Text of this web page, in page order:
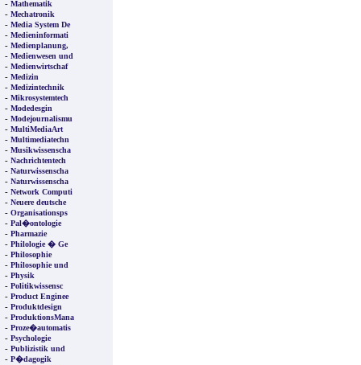
- Mathematik
- Mechatronik
- Media System De
- Medieninformati
- Medienplanung,
- Medienwesen und
- Medienwirtschaf
- Medizin
- Medizintechnik
- Mikrosystemtech
- Modedesgin
- Modejournalismu
- MultiMediaArt
- Multimediatechn
- Musikwissenscha
- Nachrichtentech
- Naturwissenscha
- Naturwissenscha
- Network Computi
- Neuere deutsche
- Organisationsps
- Pal�ontologie
- Pharmazie
- Philologie � Ge
- Philosophie
- Philosophie und
- Physik
- Politikwissensc
- Product Enginee
- Produktdesign
- ProduktionsMana
- Proze�automatis
- Psychologie
- Publizistik und
- P�dagogik